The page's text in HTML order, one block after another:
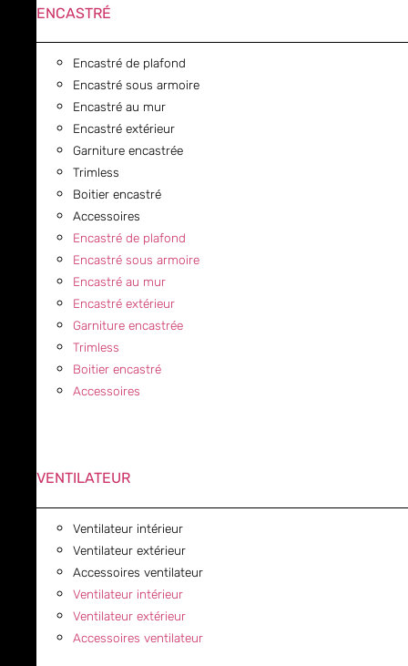
ENCASTRÉ
Encastré de plafond
Encastré sous armoire
Encastré au mur
Encastré extérieur
Garniture encastrée
Trimless
Boitier encastré
Accessoires
Encastré de plafond
Encastré sous armoire
Encastré au mur
Encastré extérieur
Garniture encastrée
Trimless
Boitier encastré
Accessoires
VENTILATEUR
Ventilateur intérieur
Ventilateur extérieur
Accessoires ventilateur
Ventilateur intérieur
Ventilateur extérieur
Accessoires ventilateur